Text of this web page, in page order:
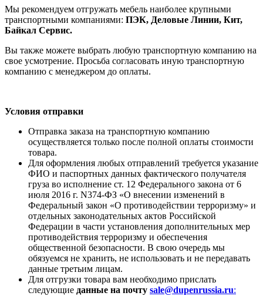
Мы рекомендуем отгружать мебель наиболее крупными
транспортными компаниями: ПЭК, Деловые Линии, Кит,
Байкал Сервис.
Вы также можете выбрать любую транспортную компанию на
свое усмотрение. Просьба согласовать иную транспортную
компанию с менеджером до оплаты.
Условия отправки
Отправка заказа на транспортную компанию
осуществляется только после полной оплаты стоимости
товара.
Для оформления любых отправлений требуется указание
ФИО и паспортных данных фактического получателя
груза во исполнение ст. 12 Федерального закона от 6
июля 2016 г. N374-ФЗ «О внесении изменений в
Федеральный закон «О противодействии терроризму» и
отдельных законодательных актов Российской
Федерации в части установления дополнительных мер
противодействия терроризму и обеспечения
общественной безопасности. В свою очередь мы
обязуемся не хранить, не использовать и не передавать
данные третьим лицам.
Для отгрузки товара вам необходимо прислать
следующие данные на почту sale@dupenrussia.ru: